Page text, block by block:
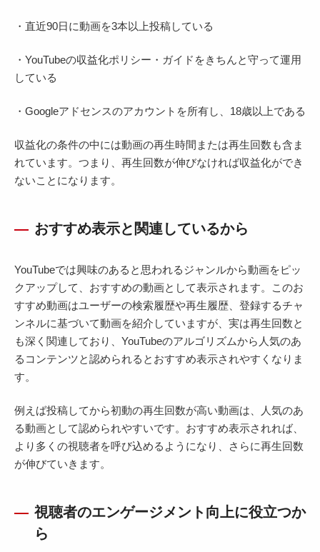
・直近90日に動画を3本以上投稿している
・YouTubeの収益化ポリシー・ガイドをきちんと守って運用
している
・Googleアドセンスのアカウントを所有し、18歳以上である
収益化の条件の中には動画の再生時間または再生回数も含ま
れています。つまり、再生回数が伸びなければ収益化ができ
ないことになります。
おすすめ表示と関連しているから
YouTubeでは興味のあると思われるジャンルから動画をピッ
クアップして、おすすめの動画として表示されます。このお
すすめ動画はユーザーの検索履歴や再生履歴、登録するチャ
ンネルに基づいて動画を紹介していますが、実は再生回数と
も深く関連しており、YouTubeのアルゴリズムから人気のあ
るコンテンツと認められるとおすすめ表示されやすくなりま
す。
例えば投稿してから初動の再生回数が高い動画は、人気のあ
る動画として認められやすいです。おすすめ表示されれば、
より多くの視聴者を呼び込めるようになり、さらに再生回数
が伸びていきます。
視聴者のエンゲージメント向上に役立つか
ら